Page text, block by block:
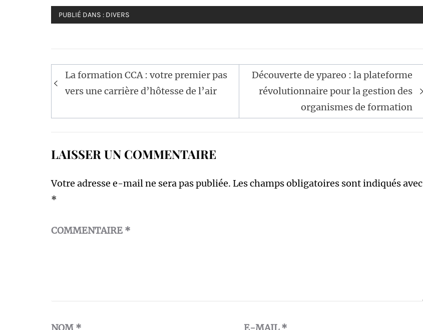
PUBLIÉ DANS : DIVERS
Navigation
de
La formation CCA : votre premier pas
vers une carrière d’hôtesse de l’air
Découverte de ypareo : la plateforme
révolutionnaire pour la gestion des
organismes de formation
LAISSER UN COMMENTAIRE
Votre adresse e-mail ne sera pas publiée. Les champs obligatoires sont indiqués avec
*
COMMENTAIRE *